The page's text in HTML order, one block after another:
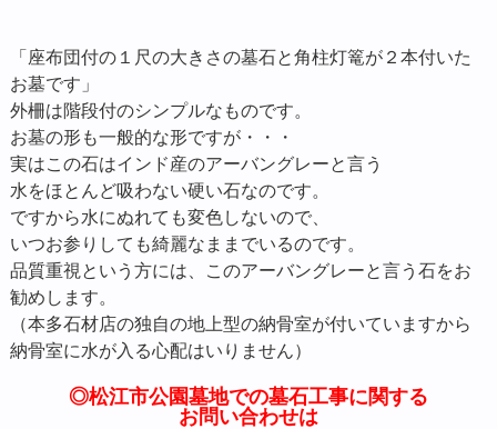
「座布団付の１尺の大きさの墓石と角柱灯篭が２本付いた
お墓です」
外柵は階段付のシンプルなものです。
お墓の形も一般的な形ですが・・・
実はこの石はインド産のアーバングレーと言う
水をほとんど吸わない硬い石なのです。
ですから水にぬれても変色しないので、
いつお参りしても綺麗なままでいるのです。
品質重視という方には、このアーバングレーと言う石をお
勧めします。
（本多石材店の独自の地上型の納骨室が付いていますから
納骨室に水が入る心配はいりません）
◎松江市公園墓地での墓石工事に関する
お問い合わせは